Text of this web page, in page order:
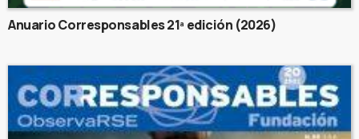
Anuario Corresponsables 21ª edición (2026)